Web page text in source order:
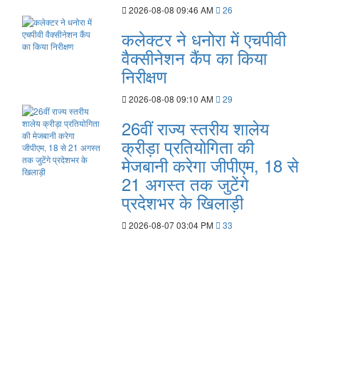
2026-08-08 09:46 AM 26
कलेक्टर ने धनोरा में एचपीवी
वैक्सीनेशन कैंप का किया
निरीक्षण
2026-08-08 09:10 AM 29
26वीं राज्य स्तरीय शालेय
क्रीड़ा प्रतियोगिता की
मेजबानी करेगा जीपीएम, 18 से
21 अगस्त तक जुटेंगे
प्रदेशभर के खिलाड़ी
2026-08-07 03:04 PM 33